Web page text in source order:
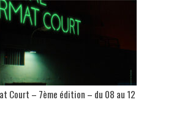
Court – 7ème édition – du 08 au 12